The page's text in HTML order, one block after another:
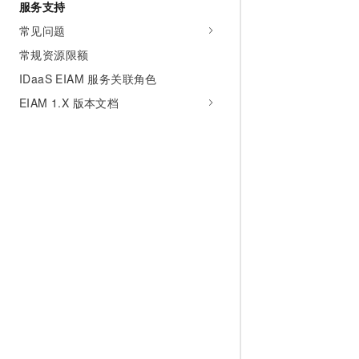
服务支持
常见问题
常规资源限额
IDaaS EIAM 服务关联角色
EIAM 1.X 版本文档